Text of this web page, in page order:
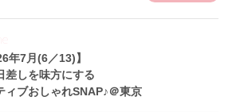
年7月(6／13)】
差しを味方にする
ィブおしゃれSNAP♪＠東京